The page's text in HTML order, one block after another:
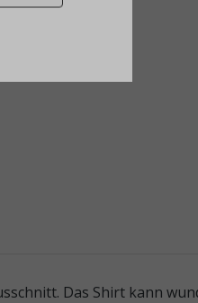
Das Shirt kann